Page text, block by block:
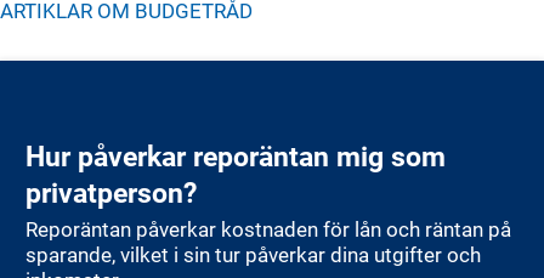
ARTIKLAR OM BUDGETRÅD
Hur påverkar reporäntan mig som
privatperson?
Reporäntan påverkar kostnaden för lån och räntan på
sparande, vilket i sin tur påverkar dina utgifter och